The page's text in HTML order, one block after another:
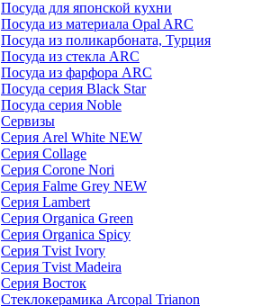
Посуда для японской кухни
Посуда из материала Opal ARC
Посуда из поликарбоната, Турция
Посуда из стекла ARC
Посуда из фарфора ARC
Посуда серия Black Star
Посуда серия Noble
Сервизы
Серия Arel White NEW
Серия Collage
Серия Corone Nori
Серия Falme Grey NEW
Серия Lambert
Серия Organica Green
Серия Organica Spicy
Серия Tvist Ivory
Серия Tvist Madeira
Серия Восток
Стеклокерамика Arcopal Trianon